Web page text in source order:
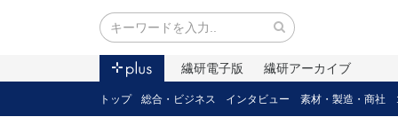
繊研電子版 繊研アーカイブ
トップ 総合・ビジネス インタビュー 素材・製造・商社